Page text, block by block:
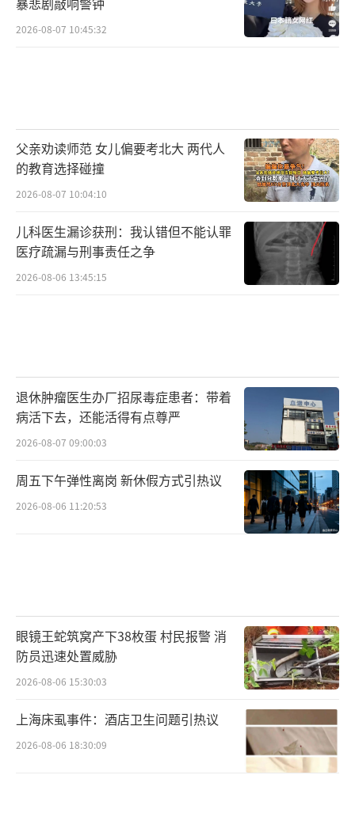
2026-08-07 10:45:32
父亲劝读师范 女儿偏要考北大 两代人
的教育选择碰撞
2026-08-07 10:04:10
儿科医生漏诊获刑：我认错但不能认罪
医疗疏漏与刑事责任之争
2026-08-06 13:45:15
退休肿瘤医生办厂招尿毒症患者：带着
病活下去，还能活得有点尊严
2026-08-07 09:00:03
周五下午弹性离岗 新休假方式引热议
2026-08-06 11:20:53
眼镜王蛇筑窝产下38枚蛋 村民报警 消
防员迅速处置威胁
2026-08-06 15:30:03
上海床虱事件：酒店卫生问题引热议
2026-08-06 18:30:09